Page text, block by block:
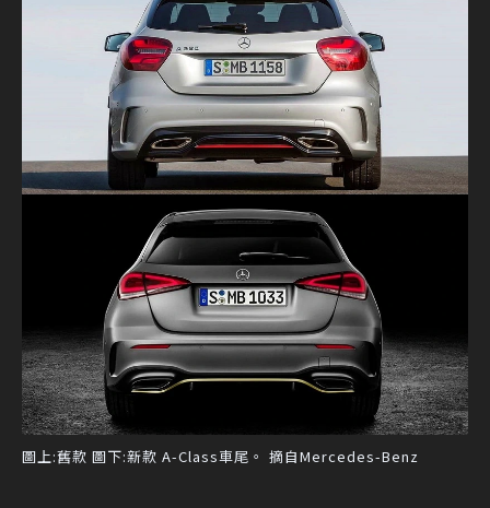
圖上:舊款 圖下:新款 A-Class車尾。 摘自Mercedes-Benz